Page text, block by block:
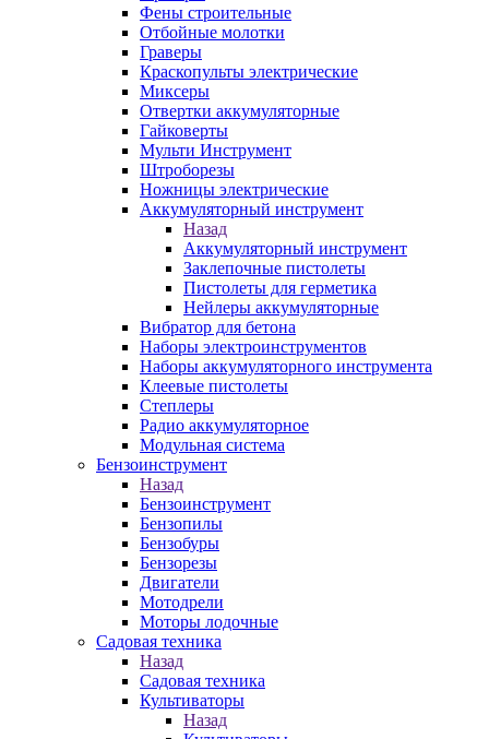
Фены строительные
Отбойные молотки
Граверы
Краскопульты электрические
Миксеры
Отвертки аккумуляторные
Гайковерты
Мульти Инструмент
Штроборезы
Ножницы электрические
Аккумуляторный инструмент
Назад
Аккумуляторный инструмент
Заклепочные пистолеты
Пистолеты для герметика
Нейлеры аккумуляторные
Вибратор для бетона
Наборы электроинструментов
Наборы аккумуляторного инструмента
Клеевые пистолеты
Степлеры
Радио аккумуляторное
Модульная система
Бензоинструмент
Назад
Бензоинструмент
Бензопилы
Бензобуры
Бензорезы
Двигатели
Мотодрели
Моторы лодочные
Садовая техника
Назад
Садовая техника
Культиваторы
Назад